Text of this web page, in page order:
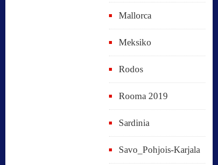
Mallorca
Meksiko
Rodos
Rooma 2019
Sardinia
Savo_Pohjois-Karjala